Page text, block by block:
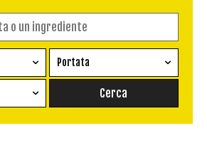
Portata
Conserva